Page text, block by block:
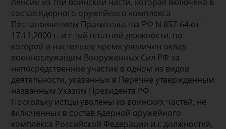
состав ядерного оружейного комплекса
Постановлением Правительства РФ N 857-64 от
17.11.2000 г. и с той штатной должности, по
которой в настоящее время увеличен оклад
военнослужащим Вооруженных Сил РФ за
непосредственное участие в одном из видов
деятельности, указанных в Перечне утвержденным
названным Указом Президента РФ.
Поскольку истцы уволены из воинских частей, не
включенных в состав ядерной оружейного
комплекса Российской Федерации и с должностей,